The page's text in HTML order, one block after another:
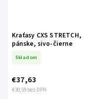
Kraťasy CXS STRETCH,
pánske, sivo-čierne
Skladom
€30,59 bez DPH
€37,63